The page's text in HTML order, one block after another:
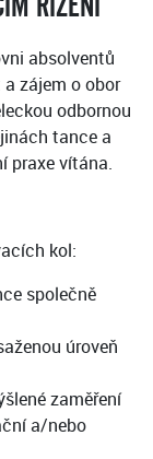
absolventů
zájem o obor
odbornou
tance a
praxe vítána.
kol:
společně
úroveň
zaměření
a/nebo